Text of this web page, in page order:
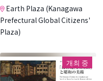
Earth Plaza (Kanagawa
Prefectural Global Citizens'
Plaza)
개최 중